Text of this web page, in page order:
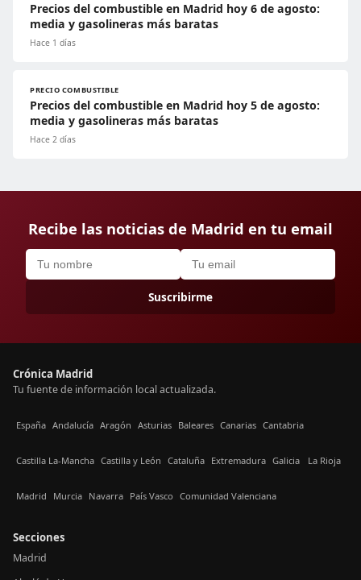
Precios del combustible en Madrid hoy 6 de agosto:
media y gasolineras más baratas
Hace 1 días
PRECIO COMBUSTIBLE
Precios del combustible en Madrid hoy 5 de agosto:
media y gasolineras más baratas
Hace 2 días
Recibe las noticias de Madrid en tu email
Suscribirme
Crónica Madrid
Tu fuente de información local actualizada.
España Andalucía Aragón Asturias Baleares Canarias Cantabria
Castilla La-Mancha Castilla y León Cataluña Extremadura Galicia La Rioja
Madrid Murcia Navarra País Vasco Comunidad Valenciana
Secciones
Madrid